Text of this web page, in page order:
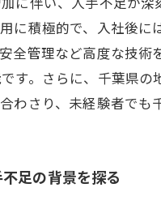
に積極的で、入社後
全管理など高度な技
す。さらに、千葉県
わさり、未経験者でも
足の背景を探る